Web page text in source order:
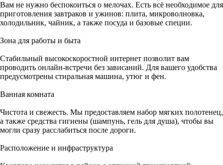
Вам не нужно беспокоиться о мелочах. Есть всё необходимое для
приготовления завтраков и ужинов: плита, микроволновка,
холодильник, чайник, а также посуда и базовые специи.
Зона для работы и быта
Стабильный высокоскоростной интернет позволит вам
проводить онлайн-встречи без зависаний. Для вашего удобства
предусмотрены стиральная машина, утюг и фен.
Ванная комната
Чистота и свежесть. Мы предоставляем набор мягких полотенец,
а также средства гигиены (шампунь, гель для душа), чтобы вы
могли сразу расслабиться после дороги.
Расположение и инфраструктура